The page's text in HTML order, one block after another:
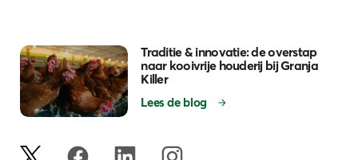
Traditie & innovatie: de overstap
naar kooivrije houderij bij Granja
Killer
Lees de blog